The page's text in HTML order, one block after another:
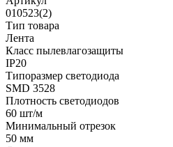
010523(2)
Тип товара
Лента
Класс пылевлагозащиты
IP20
Типоразмер светодиода
SMD 3528
Плотность светодиодов
60 шт/м
Минимальный отрезок
50 мм